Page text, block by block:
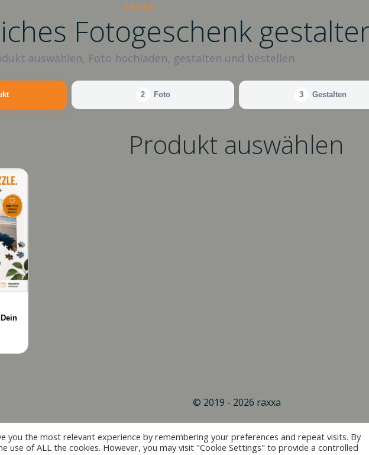
raxxa
Fotogeschenk
auswählen, Foto hochladen, gestalten und bestellen.
2 Foto 3 Gestalten
Produkt auswählen
© 2019 - 2026 raxxa
you the most relevant experience by remembering your preferences and repeat visits. By
use of ALL the cookies. However, you may visit "Cookie Settings" to provide a controlled